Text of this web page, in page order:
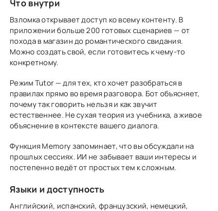
Что внутри
Взломка открывает доступ ко всему контенту. В
приложении больше 200 готовых сценариев — от
похода в магазин до романтического свидания.
Можно создать свой, если готовитесь к чему-то
конкретному.
Режим Tutor — для тех, кто хочет разобраться в
правилах прямо во время разговора. Бот объясняет,
почему так говорить нельзя и как звучит
естественнее. Не сухая теория из учебника, а живое
объяснение в контексте вашего диалога.
Функция Memory запоминает, что вы обсуждали на
прошлых сессиях. ИИ не забывает ваши интересы и
постепенно ведёт от простых тем к сложным.
Языки и доступность
Английский, испанский, французский, немецкий,